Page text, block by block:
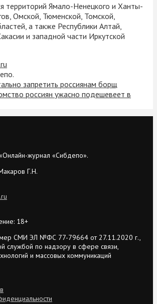
территорий Ямало-Ненецкого и Ханты-
Омской, Тюменской, Томской,
а также Республики Алтай,
и западной части Иркутской
запретить россиянам борщ
россиян ужасно подешевеет в
журнал «Сибдепо».
Г.Н.
18+
СМИ ЭЛ №ФС 77-79664 от 27.11.2020 г.,
службой по надзору в сфере связи,
и массовых коммуникаций